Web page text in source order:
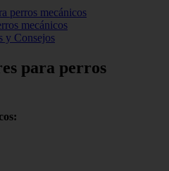
perros mecánicos
mecánicos
y Consejos
para perros